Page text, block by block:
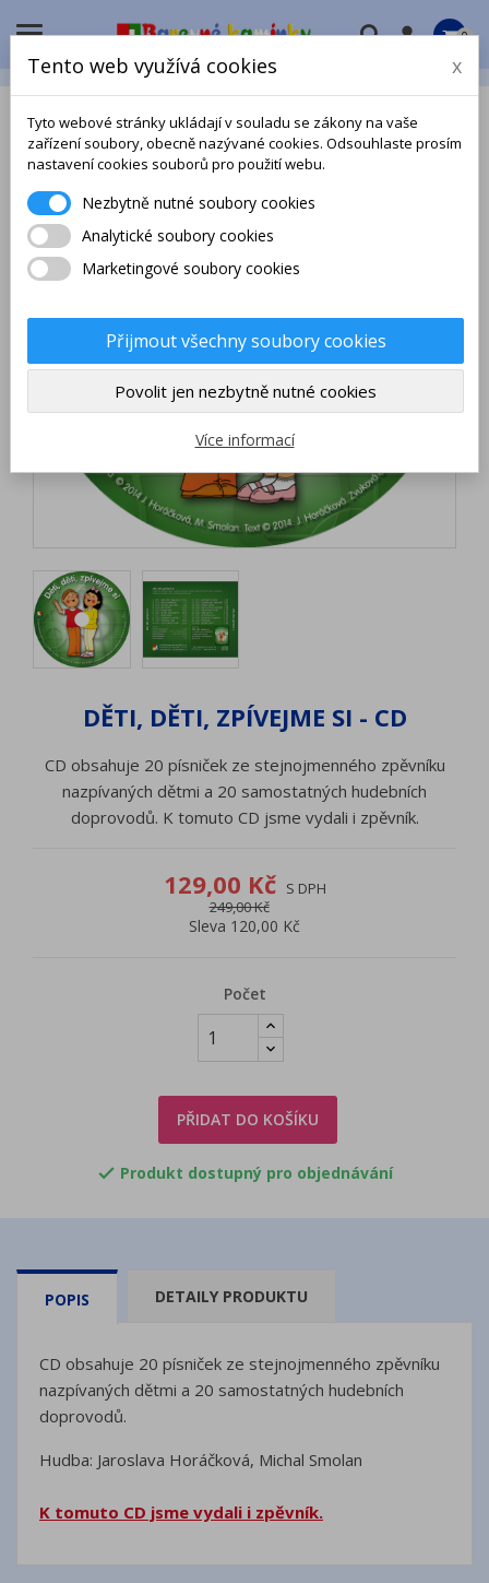
 0
SLEVA!
DĚTI, DĚTI, ZPÍVEJME SI - CD
CD obsahuje 20 písniček ze stejnojmenného zpěvníku
nazpívaných dětmi a 20 samostatných hudebních
doprovodů. K tomuto CD jsme vydali i zpěvník.
129,00 Kč S DPH
249,00 Kč
Sleva 120,00 Kč
Počet
PŘIDAT DO KOŠÍKU
 Produkt dostupný pro objednávání
POPIS DETAILY PRODUKTU
CD obsahuje 20 písniček ze stejnojmenného zpěvníku
nazpívaných dětmi a 20 samostatných hudebních
doprovodů.
Hudba: Jaroslava Horáčková, Michal Smolan
K tomuto CD jsme vydali i zpěvník.
Tento web využívá cookies x
Tyto webové stránky ukládají v souladu se zákony na vaše
zařízení soubory, obecně nazývané cookies. Odsouhlaste prosím
nastavení cookies souborů pro použití webu.
Nezbytně nutné soubory cookies
Analytické soubory cookies
Marketingové soubory cookies
Přijmout všechny soubory cookies
Povolit jen nezbytně nutné cookies
Více informací